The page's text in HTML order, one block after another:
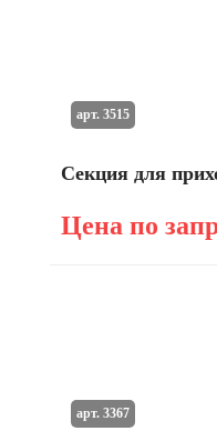
Секция для
Цена по
арт. 3515
арт. 3367